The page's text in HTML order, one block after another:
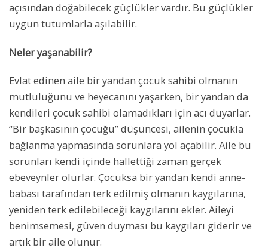
açısından doğabilecek güçlükler vardır. Bu güçlükler
uygun tutumlarla aşılabilir.
Neler yaşanabilir?
Evlat edinen aile bir yandan çocuk sahibi olmanın
mutluluğunu ve heyecanını yaşarken, bir yandan da
kendileri çocuk sahibi olamadıkları için acı duyarlar.
“Bir başkasının çocuğu” düşüncesi, ailenin çocukla
bağlanma yapmasında sorunlara yol açabilir. Aile bu
sorunları kendi içinde hallettiği zaman gerçek
ebeveynler olurlar. Çocuksa bir yandan kendi anne-
babası tarafından terk edilmiş olmanın kaygılarına,
yeniden terk edilebileceği kaygılarını ekler. Aileyi
benimsemesi, güven duyması bu kaygıları giderir ve
artık bir aile olunur.